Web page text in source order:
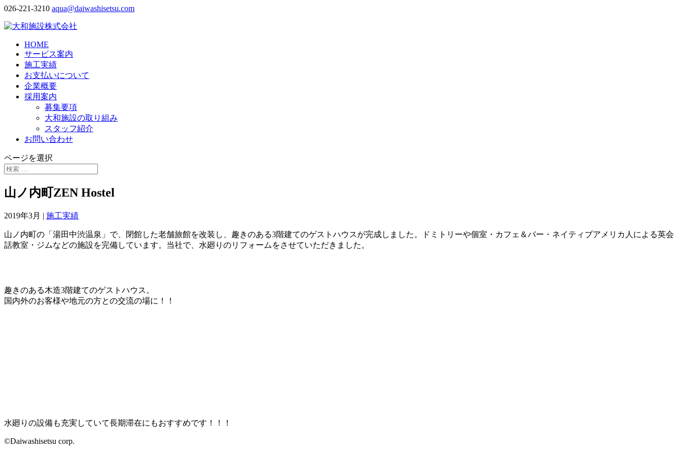
026-221-3210 aqua@daiwashisetsu.com
HOME
サービス案内
施工実績
お支払いについて
企業概要
採用案内
募集要項
大和施設の取り組み
スタッフ紹介
お問い合わせ
ページを選択
山ノ内町ZEN Hostel
2019年3月 | 施工実績
山ノ内町の「湯田中渋温泉」で、閉館した老舗旅館を改装し、趣きのある3階建てのゲストハウスが完成しました。ドミトリーや個室・カフェ＆バー・ネイティブアメリカ人による英会
話教室・ジムなどの施設を完備しています。当社で、水廻りのリフォームをさせていただきました。
趣きのある木造3階建てのゲストハウス。
国内外のお客様や地元の方との交流の場に！！
水廻りの設備も充実していて長期滞在にもおすすめです！！！
©Daiwashisetsu corp.